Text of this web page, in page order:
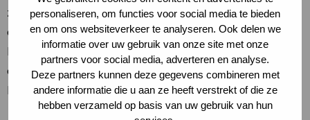
personaliseren, om functies voor social media te bieden
en om ons websiteverkeer te analyseren. Ook delen we
informatie over uw gebruik van onze site met onze
partners voor social media, adverteren en analyse.
Deze partners kunnen deze gegevens combineren met
andere informatie die u aan ze heeft verstrekt of die ze
hebben verzameld op basis van uw gebruik van hun
zullen we afscheid moeten nemen van onze fixatie op
economische groei. Streven naar meer en beter
kunnen we afleren door te vertragen en dagelijks
even stil te zitten, tijdens de schemering bijvoorbeeld,
bepleit theatermaker Marjolijn van Heemstra.